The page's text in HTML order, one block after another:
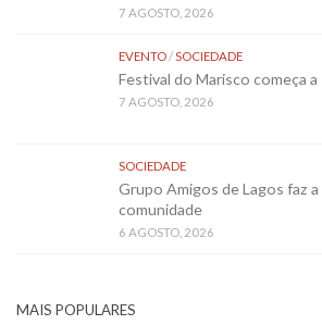
7 AGOSTO, 2026
EVENTO / SOCIEDADE
Festival do Marisco começa
7 AGOSTO, 2026
SOCIEDADE
Grupo Amigos de Lagos faz
comunidade
6 AGOSTO, 2026
MAIS POPULARES